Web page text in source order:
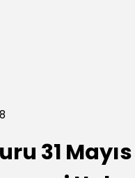
31 Mayıs